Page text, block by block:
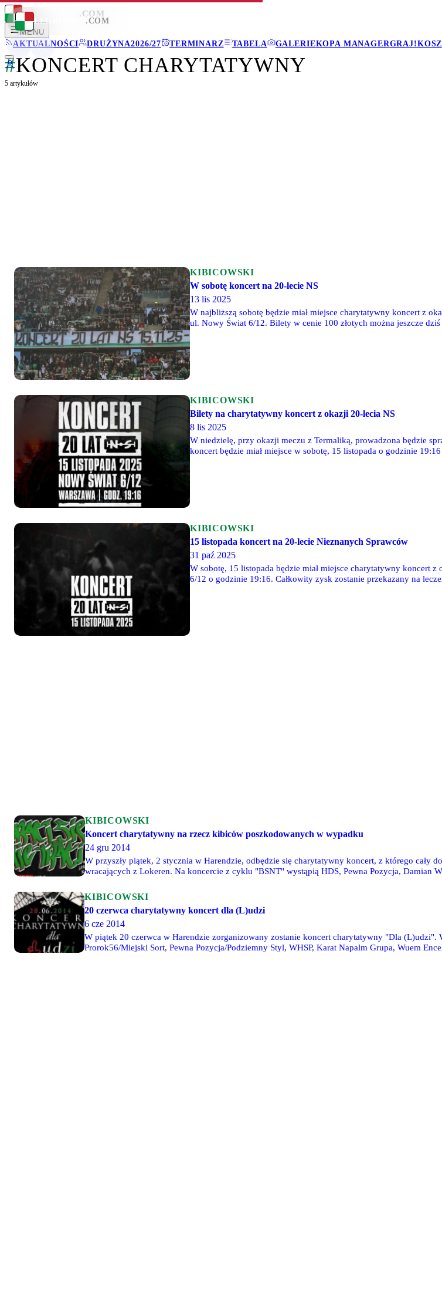
LEGIONISCI .COM
MENU
AKTUALNOŚCI
DRUŻYNA2026/27 TERMINARZ TABELA GALERIEKOPA MANAGERGRAJ!
LEGIONISCI .COM
#KONCERT CHARYTATYWNY
5 artykułów
KIBICOWSKI
W sobotę koncert na 20-lecie NS
13 lis 2025
W najbliższą sobotę będzie miał miejsce charytatywny koncert z
ul. Nowy Świat 6/12. Bilety w cenie 100 złotych można jeszcze
KIBICOWSKI
Bilety na charytatywny koncert z okazji 20-lecia NS
8 lis 2025
W niedzielę, przy okazji meczu z Termaliką, prowadzona będzie
koncert będzie miał miejsce w sobotę, 15 listopada o godzinie
KIBICOWSKI
15 listopada koncert na 20-lecie Nieznanych Sprawców
31 paź 2025
W sobotę, 15 listopada będzie miał miejsce charytatywny koncert
6/12 o godzinie 19:16. Całkowity zysk zostanie przekazany na
KIBICOWSKI
Koncert charytatywny na rzecz kibiców poszkodowanych w wypadku
24 gru 2014
W przyszły piątek, 2 stycznia w Harendzie, odbędzie się charytatywny koncert, z którego
wracających z Lokeren. Na koncercie z cyklu "BSNT" wystąpią HDS, Pewna Pozycja, Damian
KIBICOWSKI
20 czerwca charytatywny koncert dla (L)udzi
6 cze 2014
W piątek 20 czerwca w Harendzie zorganizowany zostanie koncert charytatywny "Dla
Prorok56/Miejski Sort, Pewna Pozycja/Podziemny Styl, WHSP, Karat Napalm Grupa, Wuem